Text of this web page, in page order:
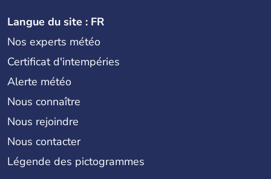
Langue du site : FR
Nos experts météo
Certificat d'intempéries
Alerte météo
Nous connaître
Nous rejoindre
Nous contacter
Légende des pictogrammes